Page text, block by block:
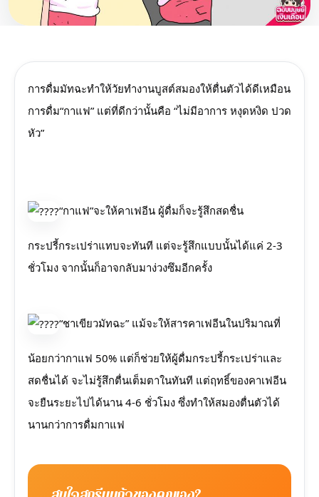
การดื่มมัทฉะทำให้วัยทำงานบูสต์สมองให้ตื่นตัวได้ดีเหมือน
การดื่ม“กาแฟ” แต่ที่ดีกว่านั้นคือ “ไม่มีอาการ หงุดหงิด ปวด
หัว”
“กาแฟ”จะให้คาเฟอีน ผู้ดื่มก็จะรู้สึกสดชื่น
กระปรี้กระเปร่าแทบจะทันที แต่จะรู้สึกแบบนั้นได้แค่ 2-3
ชั่วโมง จากนั้นก็อาจกลับมาง่วงซึมอีกครั้ง
“ชาเขียวมัทฉะ” แม้จะให้สารคาเฟอีนในปริมาณที่
น้อยกว่ากาแฟ 50% แต่ก็ช่วยให้ผู้ดื่มกระปรี้กระเปร่าและ
สดชื่นได้ จะไม่รู้สึกตื่นเต็มตาในทันที แต่ฤทธิ์ของคาเฟอีน
จะยืนระยะไปได้นาน 4-6 ชั่วโมง ซึ่งทำให้สมองตื่นตัวได้
นานกว่าการดื่มกาแฟ